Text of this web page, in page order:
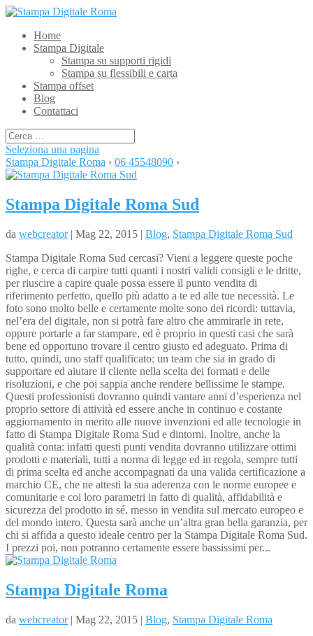
Home
Stampa Digitale
Stampa su supporti rigidi
Stampa su flessibili e carta
Stampa offset
Blog
Contattaci
Seleziona una pagina
Stampa Digitale Roma › 06 45548090 ›
Stampa Digitale Roma Sud
da webcreator| Mag 22, 2015 | Blog, Stampa Digitale Roma Sud
Stampa Digitale Roma Sud cercasi? Vieni a leggere queste poche
righe, e cerca di carpire tutti quanti i nostri validi consigli e le dritte,
per riuscire a capire quale possa essere il punto vendita di
riferimento perfetto, quello più adatto a te ed alle tue necessità. Le
foto sono molto belle e certamente molte sono dei ricordi: tuttavia,
nel’era del digitale, non si potrà fare altro che ammirarle in rete,
oppure portarle a far stampare, ed è proprio in questi casi che sarà
bene ed opportuno trovare il centro giusto ed adeguato. Prima di
tutto, quindi, uno staff qualificato: un team che sia in grado di
supportare ed aiutare il cliente nella scelta dei formati e delle
risoluzioni, e che poi sappia anche rendere bellissime le stampe.
Questi professionisti dovranno quindi vantare anni d’esperienza nel
proprio settore di attività ed essere anche in continuo e costante
aggiornamento in merito alle nuove invenzioni ed alle tecnologie in
fatto di Stampa Digitale Roma Sud e dintorni. Inoltre, anche la
qualità conta: infatti questi punti vendita dovranno utilizzare ottimi
prodotti e materiali, tutti a norma di legge ed in regola, sempre tutti
di prima scelta ed anche accompagnati da una valida certificazione a
marchio CE, che ne attesti la sua aderenza con le norme europee e
comunitarie e coi loro parametri in fatto di qualità, affidabilità e
sicurezza del prodotto in sé, messo in vendita sul mercato europeo e
del mondo intero. Questa sarà anche un’altra gran bella garanzia, per
chi si affida a questo ideale centro per la Stampa Digitale Roma Sud.
I prezzi poi, non potranno certamente essere bassissimi per...
Stampa Digitale Roma
da webcreator| Mag 22, 2015 | Blog, Stampa Digitale Roma